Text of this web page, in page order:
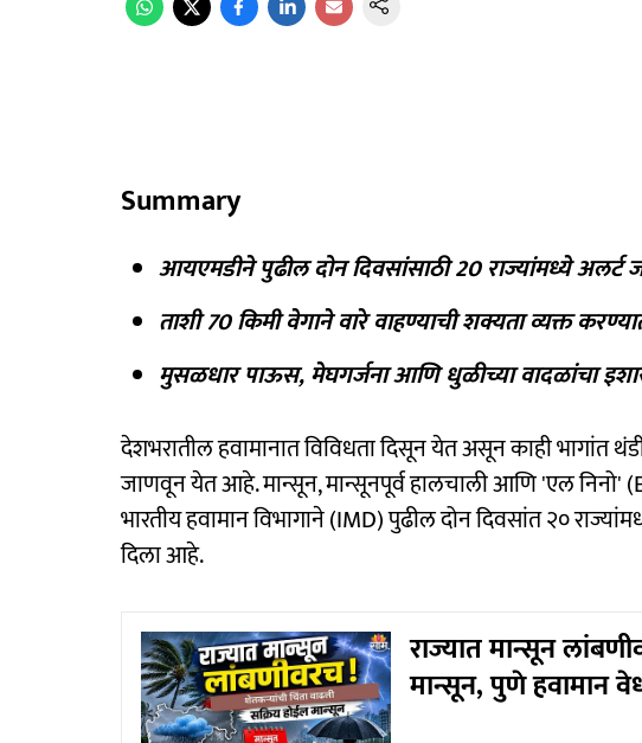
Summary
आयएमडीने पुढील दोन दिवसांसाठी 20 राज्यांमध्ये अलर्ट
ताशी 70 किमी वेगाने वारे वाहण्याची शक्यता व्यक्त
मुसळधार पाऊस, मेघगर्जना आणि धुळीच्या वादळांचा
देशभरातील हवामानात विविधता दिसून येत असून काही भागांत
जाणवून येत आहे. मान्सून, मान्सूनपूर्व हालचाली आणि 'एल निनो'
भारतीय हवामान विभागाने (IMD) पुढील दोन दिवसांत २०
दिला आहे.
राज्यात मान्सून
मान्सून, पुणे हवामान